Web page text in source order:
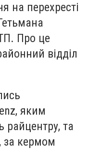
на перехресті
Про це
відділ
яким
райцентру, та
за кермом